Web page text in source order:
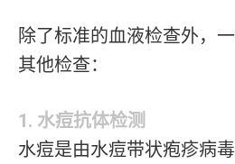
除了标准的血液检查外，
其他检查：
1. 水痘抗体检测
水痘是由水痘带状疱疹病